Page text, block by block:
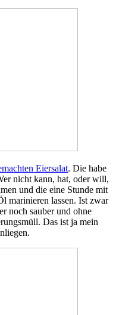
Eiersalat. Die habe
nicht kann, hat, oder will,
und die eine Stunde mit
marinieren lassen. Ist zwar
noch sauber und ohne
Das ist ja mein